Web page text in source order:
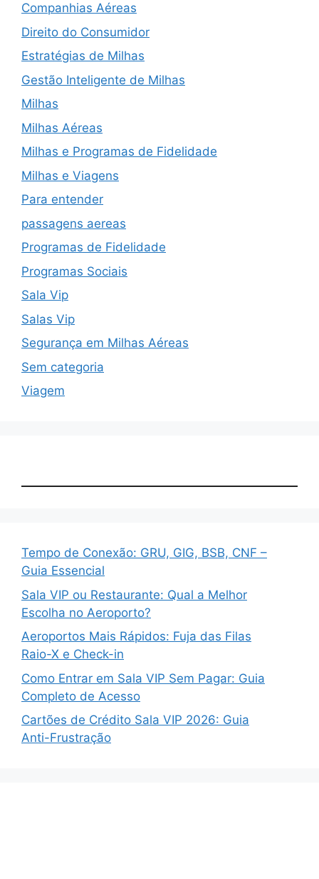
Companhias Aéreas
Direito do Consumidor
Estratégias de Milhas
Gestão Inteligente de Milhas
Milhas
Milhas Aéreas
Milhas e Programas de Fidelidade
Milhas e Viagens
Para entender
passagens aereas
Programas de Fidelidade
Programas Sociais
Sala Vip
Salas Vip
Segurança em Milhas Aéreas
Sem categoria
Viagem
Tempo de Conexão: GRU, GIG, BSB, CNF –
Guia Essencial
Sala VIP ou Restaurante: Qual a Melhor
Escolha no Aeroporto?
Aeroportos Mais Rápidos: Fuja das Filas
Raio-X e Check-in
Como Entrar em Sala VIP Sem Pagar: Guia
Completo de Acesso
Cartões de Crédito Sala VIP 2026: Guia
Anti-Frustração